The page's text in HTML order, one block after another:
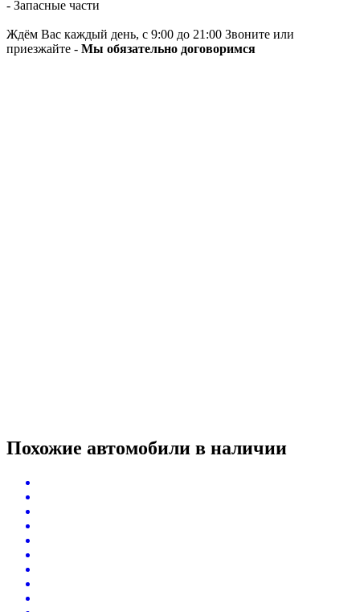
- Запасные части
Ждём Вас каждый день, с 9:00 до 21:00 Звоните или
приезжайте - Мы обязательно договоримся
Похожие автомобили в наличии